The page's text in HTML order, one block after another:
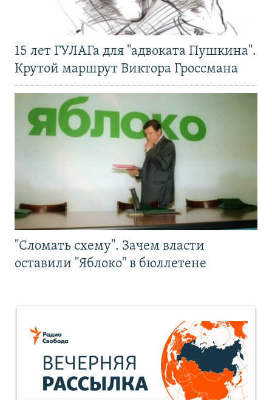
15 лет ГУЛАГа для "адвоката Пушкина".
Крутой маршрут Виктора Гроссмана
"Сломать схему". Зачем власти
оставили "Яблоко" в бюллетене